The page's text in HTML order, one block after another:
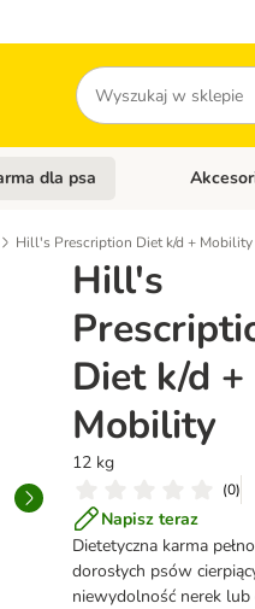
Szukaj
menu kategorii: Akcesoria dla
dla psa Otwórz
Hill's Prescription Diet k/d + Mobility
Hill's
Diet k/d +
Mobility
12 kg
(0)
Napisz teraz
Dietetyczna karma
dorosłych psów
niewydolność nerek lub